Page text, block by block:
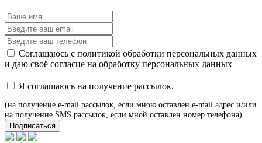
Соглашаюсь с политикой обработки персональных данных
и даю своё согласие на обработку персональных данных
Я соглашаюсь на получение рассылок.
(на получение e-mail рассылок, если мною оставлен e-mail адрес и/или
на получение SMS рассылок, если мной оставлен номер телефона)
Подписаться